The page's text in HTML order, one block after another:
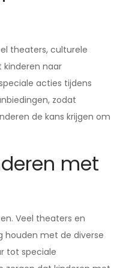
theaters, culturele
naar
acties tijdens
zodat
de kans krijgen om
met
Veel theaters en
houden met de diverse
tot speciale